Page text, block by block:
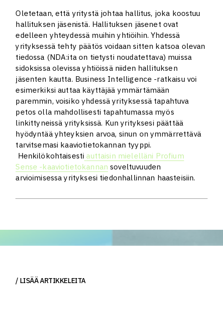
Oletetaan, että yritystä johtaa hallitus, joka koostuu
hallituksen jäsenistä. Hallituksen jäsenet ovat
edelleen yhteydessä muihin yhtiöihin. Yhdessä
yrityksessä tehty päätös voidaan sitten katsoa olevan
tiedossa (NDA:ita on tietysti noudatettava) muissa
sidoksissa olevissa yhtiöissä niiden hallituksen
jäsenten kautta. Business Intelligence -ratkaisu voi
esimerkiksi auttaa käyttäjää ymmärtämään
paremmin, voisiko yhdessä yrityksessä tapahtuva
petos olla mahdollisesti tapahtumassa myös
linkittyneissä yrityksissä. Kun yrityksesi päättää
hyödyntää yhteyksien arvoa, sinun on ymmärrettävä
tarvitsemasi kaaviotietokannan tyyppi.
Henkilökohtaisesti auttaisin mielelläni Profium
Sense -kaaviotietokannan soveltuvuuden
arvioimisessa yrityksesi tiedonhallinnan haasteisiin.
LISÄÄ ARTIKKELEITA